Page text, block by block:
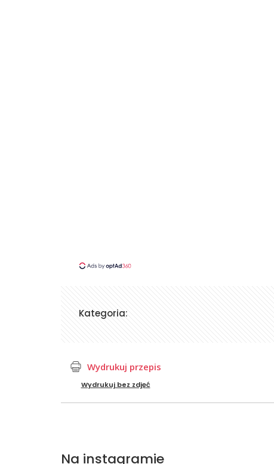
Kategoria:
Wydrukuj przepis
Wydrukuj bez zdjęć
Na instagramie